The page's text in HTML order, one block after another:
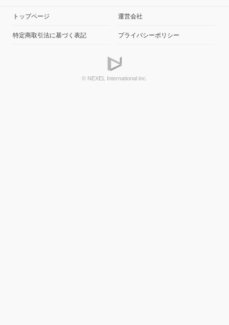
トップページ 運営会社
特定商取引法に基づく表記 プライバシーポリシー
© NEXEL International inc.